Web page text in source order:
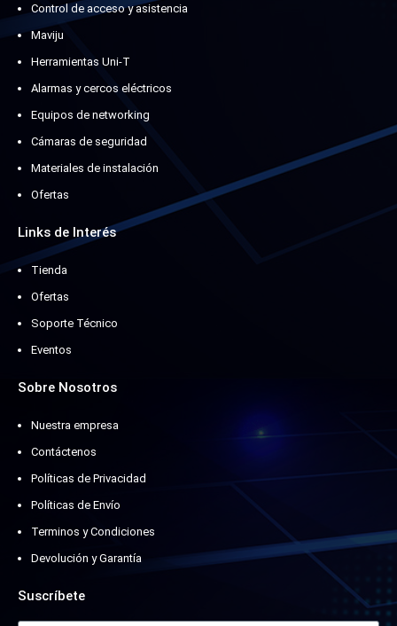
Control de acceso y asistencia
Maviju
Herramientas Uni-T
Alarmas y cercos eléctricos
Equipos de networking
Cámaras de seguridad
Materiales de instalación
Ofertas
Links de Interés
Tienda
Ofertas
Soporte Técnico
Eventos
Sobre Nosotros
Nuestra empresa
Contáctenos
Políticas de Privacidad
Políticas de Envío
Terminos y Condiciones
Devolución y Garantía
Suscríbete